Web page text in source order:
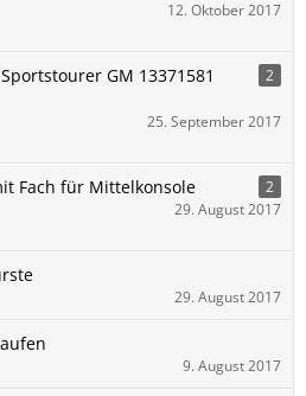
12. Oktober 2017
GM 13371581
2
25. September 2017
Fach für Mittelkonsole
2
29. August 2017
29. August 2017
9. August 2017